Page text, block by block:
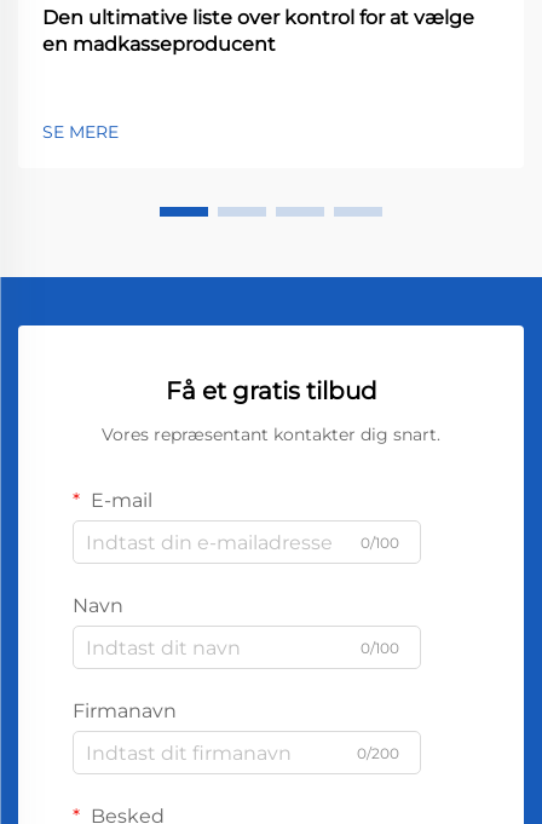
Den ultimative liste over kontrol for at vælge
en madkasseproducent
SE MERE
Få et gratis tilbud
Vores repræsentant kontakter dig snart.
E-mail
0/100
Navn
0/100
Firmanavn
0/200
Besked